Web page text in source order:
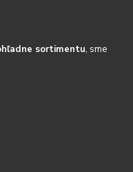
sortimentu, sme